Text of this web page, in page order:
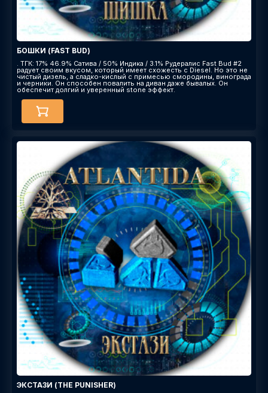
БОШКИ (FAST BUD)
. ТГК: 17% 46.9% Сатива / 50% Индика / 3.1% Рудералис Fast Bud #2
радует своим вкусом, который имеет схожесть с Diesel. Но это не
чистый дизель, а сладко-кислый с примесью смородины, винограда
и черники. Он способен повалить на диван даже бывалых. Он
обеспечит долгий и уверенный stone эффект.
ЭКСТАЗИ (THE PUNISHER)